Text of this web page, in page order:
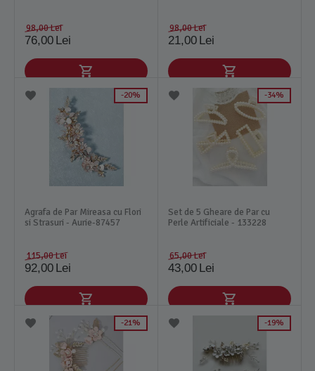
98,00Lei
76,00 Lei
98,00Lei
21,00 Lei
20%
Agrafa de Par Mireasa cu Flori
si Strasuri - Aurie-87457
115,00Lei
92,00 Lei
34%
Set de 5 Gheare de Par cu
Perle Artificiale - 133228
65,00Lei
43,00 Lei
21% 19%